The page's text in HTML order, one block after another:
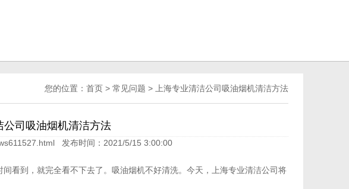
您的位置： 首页 > 常见问题 > 上海专业清洁公司吸油烟机清洁方法
公司吸油烟机清洁方法
发布时间：2021/5/15 3:00:00
到，就完全看不下去了。吸油烟机不好清洗。今天， 上海专业清洁公司将